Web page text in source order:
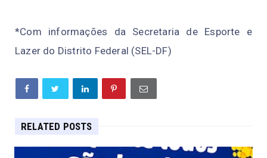
*Com informações da Secretaria de Esporte e
Lazer do Distrito Federal (SEL-DF)
RELATED POSTS